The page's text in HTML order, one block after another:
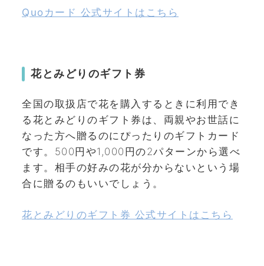
Quoカード 公式サイトはこちら
花とみどりのギフト券
全国の取扱店で花を購入するときに利用でき
る花とみどりのギフト券は、両親やお世話に
なった方へ贈るのにぴったりのギフトカード
です。500円や1,000円の2パターンから選べ
ます。相手の好みの花が分からないという場
合に贈るのもいいでしょう。
花とみどりのギフト券 公式サイトはこちら